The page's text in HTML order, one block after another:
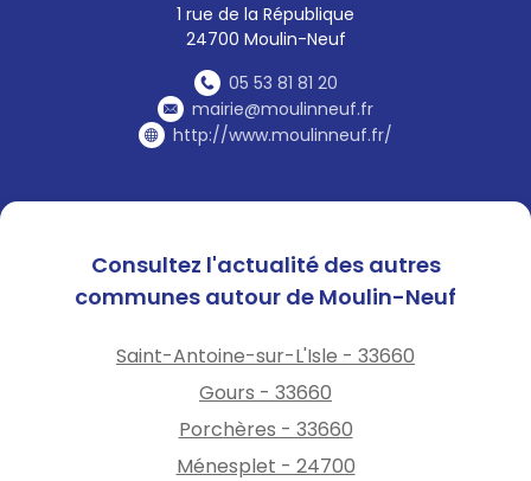
1 rue de la République
24700 Moulin-Neuf
05 53 81 81 20
mairie@moulinneuf.fr
http://www.moulinneuf.fr/
Consultez l'actualité des autres
communes autour de Moulin-Neuf
Saint-Antoine-sur-L'Isle - 33660
Gours - 33660
Porchères - 33660
Ménesplet - 24700